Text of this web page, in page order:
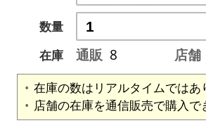
数量
在庫
通販 8 店舗
在庫の数はリアルタイムではあ
店舗の在庫を通信販売で購入で